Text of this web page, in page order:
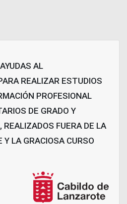
AL
REALIZAR ESTUDIOS
PROFESIONAL
DE GRADO Y
REALIZADOS FUERA DE LA
LA GRACIOSA CURSO